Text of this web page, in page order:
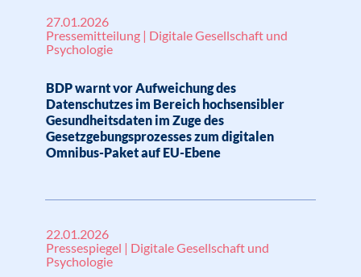
27.01.2026
Pressemitteilung | Digitale Gesellschaft und
Psychologie
BDP warnt vor Aufweichung des
Datenschutzes im Bereich hochsensibler
Gesundheitsdaten im Zuge des
Gesetzgebungsprozesses zum digitalen
Omnibus-Paket auf EU-Ebene
22.01.2026
Pressespiegel | Digitale Gesellschaft und
Psychologie